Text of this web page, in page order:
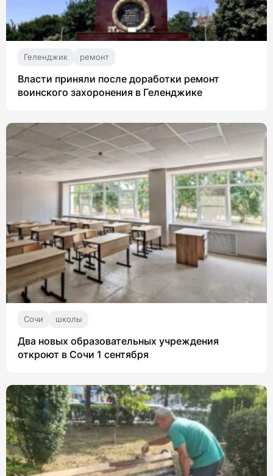
Геленджик ремонт
Власти приняли после доработки ремонт
воинского захоронения в Геленджике
Сочи школы
Два новых образовательных учреждения
откроют в Сочи 1 сентября